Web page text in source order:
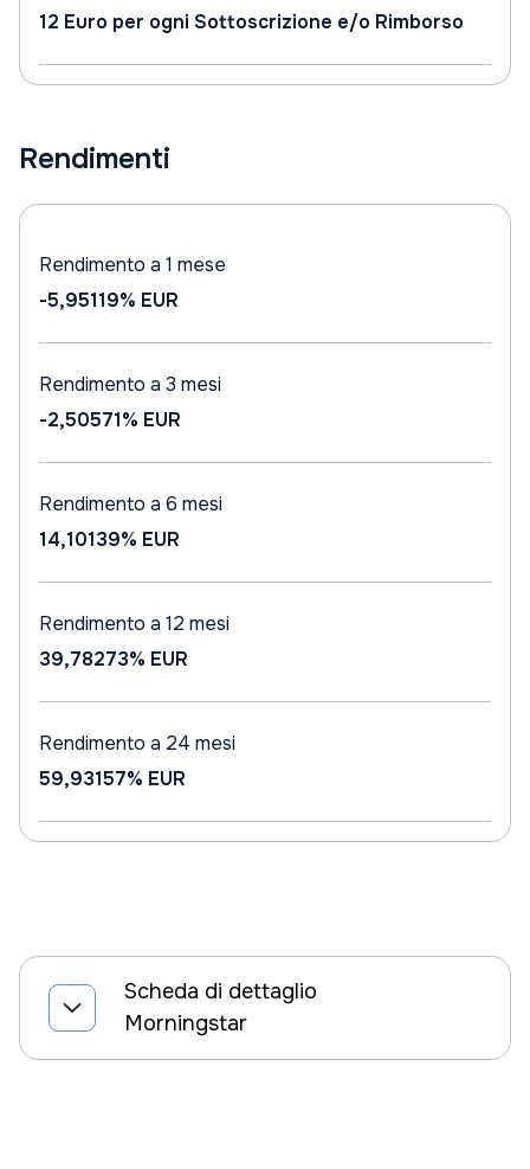
12 Euro per ogni Sottoscrizione e/o Rimborso
Rendimenti
Rendimento a 1 mese
-5,95119% EUR
Rendimento a 3 mesi
-2,50571% EUR
Rendimento a 6 mesi
14,10139% EUR
Rendimento a 12 mesi
39,78273% EUR
Rendimento a 24 mesi
59,93157% EUR
Scheda di dettaglio
Morningstar